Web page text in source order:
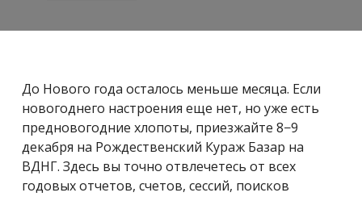
До Нового года осталось меньше месяца. Если
новогоднего настроения еще нет, но уже есть
предновогодние хлопоты, приезжайте 8−9
декабря на Рождественский Кураж Базар на
ВДНГ. Здесь вы точно отвлечетесь от всех
годовых отчетов, счетов, сессий, поисков